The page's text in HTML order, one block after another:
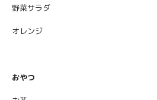
野菜サラダ
オレンジ
おやつ